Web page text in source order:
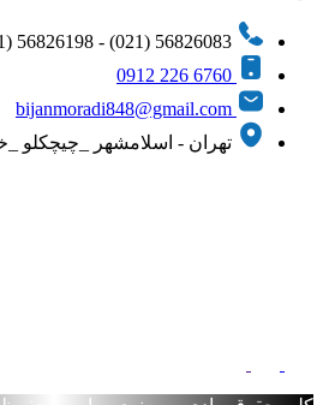
56826083 (021) - 56826198 (021)
6760 226 0912
bijanmoradi848@gmail.com
تهران - اسلامشهر _چیچکلو